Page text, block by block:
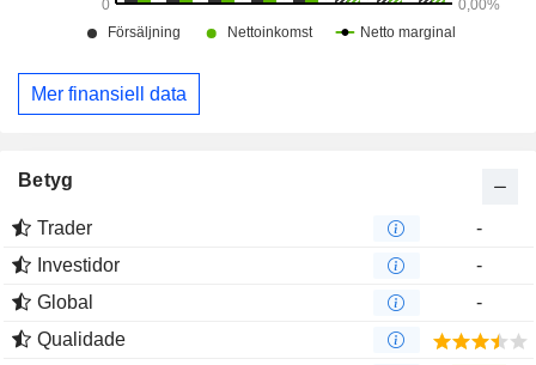
Mer finansiell data
Betyg
Trader
-
Investidor
-
Global
-
Qualidade